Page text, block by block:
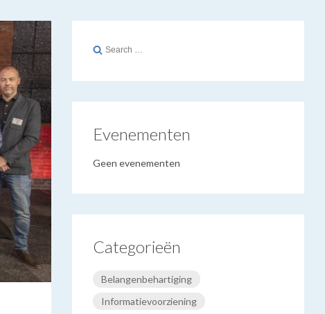
Search
Evenementen
Geen evenementen
Categorieën
Belangenbehartiging
Informatievoorziening